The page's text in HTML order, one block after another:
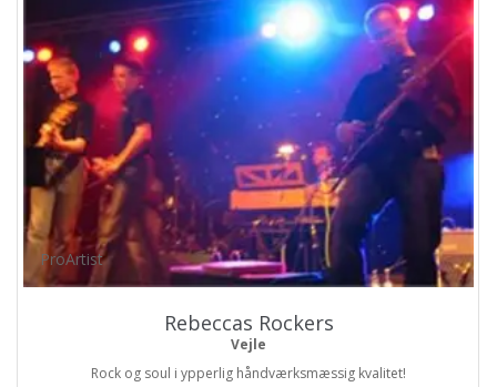
ProArtist
Rebeccas Rockers
Vejle
Rock og soul i ypperlig håndværksmæssig kvalitet!